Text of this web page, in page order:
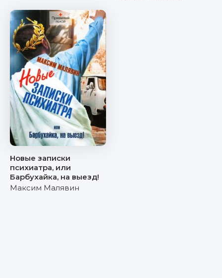
Новые записки
психиатра, или
Барбухайка, на выезд!
Максим Малявин